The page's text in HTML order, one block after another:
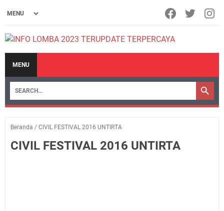
MENU
Beranda / CIVIL FESTIVAL 2016 UNTIRTA
CIVIL FESTIVAL 2016 UNTIRTA